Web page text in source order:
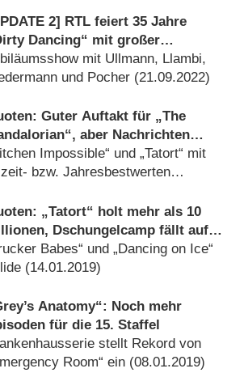
2] RTL feiert 35 Jahre
Dancing“ mit großer
mit Ullmann, Llambi,
und Pocher (21.09.2022)
Guter Auftakt für „The
aber Nachrichten
Impossible“ und „Tatort“ mit
bzw. Jahresbestwerten
„Tatort“ holt mehr als 10
Dschungelcamp fällt auf
4,5 Millionen Zuschauer
Babes“ und „Dancing on Ice“
(14.01.2019)
Anatomy“: Noch mehr
für die 15. Staffel
stellt Rekord von
Room“ ein (08.01.2019)